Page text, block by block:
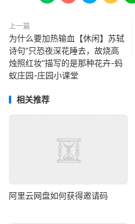
上一篇
为什么要加热输血【休闲】苏轼
诗句“只恐夜深花睡去，故烧高
烛照红妆”描写的是那种花卉-蚂
蚁庄园-庄园小课堂
相关推荐
阿里云网盘如何获得邀请码